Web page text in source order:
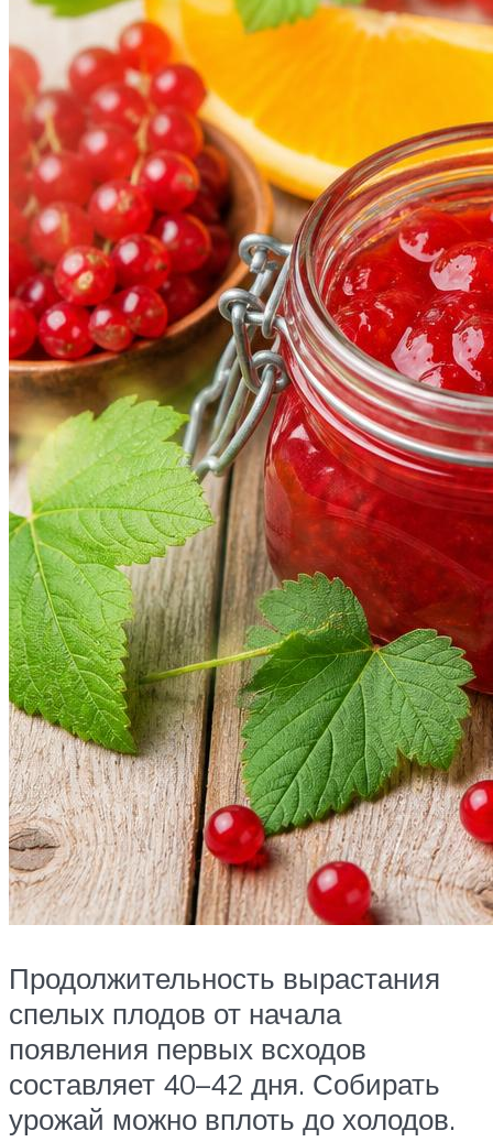
Продолжительность вырастания
спелых плодов от начала
появления первых всходов
составляет 40–42 дня. Собирать
урожай можно вплоть до холодов.